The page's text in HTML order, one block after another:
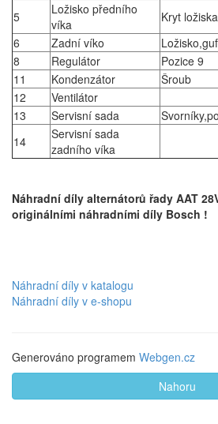
5
Ložisko předního
víka
Kryt
6
Zadní víko
8
Regulátor
Pozice 9
11
Kondenzátor
Šroub
12
Ventilátor
13
Servisní sada
14
Servisní sada
zadního víka
Náhradní díly alternátorů řady AAT
originálními náhradními díly Bosch !
Náhradní díly v katalogu
Náhradní díly v e-shopu
Generováno programem Webgen.cz
Nahoru